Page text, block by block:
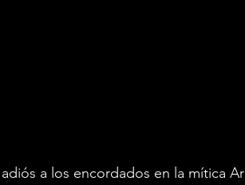
a los encordados en la mítica